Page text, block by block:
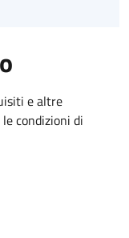
e altre
condizioni di